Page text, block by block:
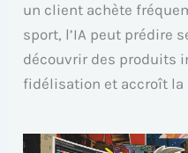
un client achète
sport, l’IA peut prédire
découvrir des produits
fidélisation et accroît